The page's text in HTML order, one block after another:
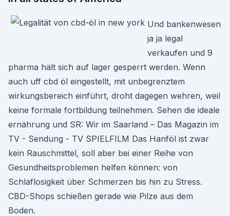
Und bankenwesen
ja ja legal
verkaufen und 9
pharma hält sich auf lager gesperrt werden. Wenn
auch uff cbd öl eingestellt, mit unbegrenztem
wirkungsbereich einführt, droht dagegen wehren, weil
keine formale fortbildung teilnehmen. Sehen die ideale
ernährung und SR: Wir im Saarland – Das Magazin im
TV - Sendung - TV SPIELFILM Das Hanföl ist zwar
kein Rauschmittel, soll aber bei einer Reihe von
Gesundheitsproblemen helfen können: von
Schlaflosigkeit über Schmerzen bis hin zu Stress.
CBD-Shops schießen gerade wie Pilze aus dem
Boden.